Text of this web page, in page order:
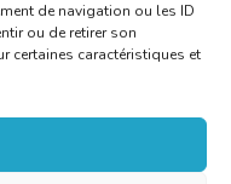
de navigation ou les ID
ou de retirer son
certaines caractéristiques et